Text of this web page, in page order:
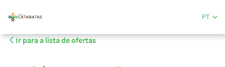
PT
Ir para a lista de ofertas